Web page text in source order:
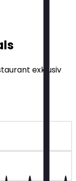
exklusiv